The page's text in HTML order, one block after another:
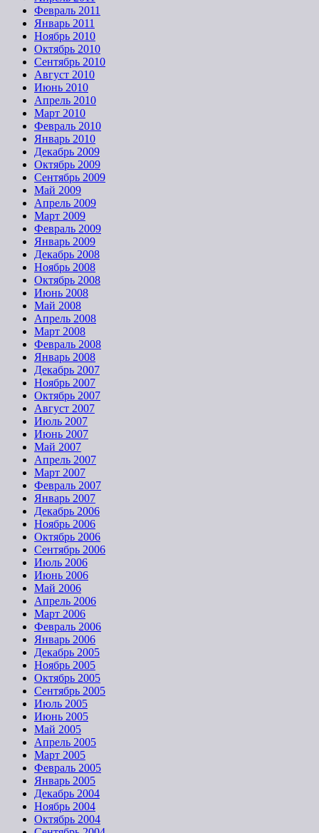
Февраль 2011
Январь 2011
Ноябрь 2010
Октябрь 2010
Сентябрь 2010
Август 2010
Июнь 2010
Апрель 2010
Март 2010
Февраль 2010
Январь 2010
Декабрь 2009
Октябрь 2009
Сентябрь 2009
Май 2009
Апрель 2009
Март 2009
Февраль 2009
Январь 2009
Декабрь 2008
Ноябрь 2008
Октябрь 2008
Июнь 2008
Май 2008
Апрель 2008
Март 2008
Февраль 2008
Январь 2008
Декабрь 2007
Ноябрь 2007
Октябрь 2007
Август 2007
Июль 2007
Июнь 2007
Май 2007
Апрель 2007
Март 2007
Февраль 2007
Январь 2007
Декабрь 2006
Ноябрь 2006
Октябрь 2006
Сентябрь 2006
Июль 2006
Июнь 2006
Май 2006
Апрель 2006
Март 2006
Февраль 2006
Январь 2006
Декабрь 2005
Ноябрь 2005
Октябрь 2005
Сентябрь 2005
Июль 2005
Июнь 2005
Май 2005
Апрель 2005
Март 2005
Февраль 2005
Январь 2005
Декабрь 2004
Ноябрь 2004
Октябрь 2004